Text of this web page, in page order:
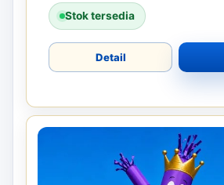
Stok tersedia
Detail